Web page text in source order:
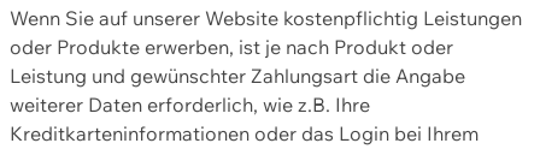
Wenn Sie auf unserer Website kostenpflichtig Leistungen
oder Produkte erwerben, ist je nach Produkt oder
Leistung und gewünschter Zahlungsart die Angabe
weiterer Daten erforderlich, wie z.B. Ihre
Kreditkarteninformationen oder das Login bei Ihrem